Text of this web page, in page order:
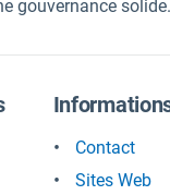
gouvernance solide.
Contact
Sites Web